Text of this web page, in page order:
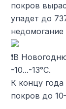
покров
упадет до
❗️В
-10...-13°C.
К концу
покров до